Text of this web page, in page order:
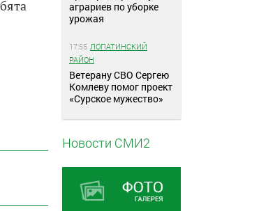
аграриев по уборке
урожая
17:55 ЛОПАТИНСКИЙ
РАЙОН
Ветерану СВО Сергею
Комлеву помог проект
«Сурское мужество»
Новости СМИ2